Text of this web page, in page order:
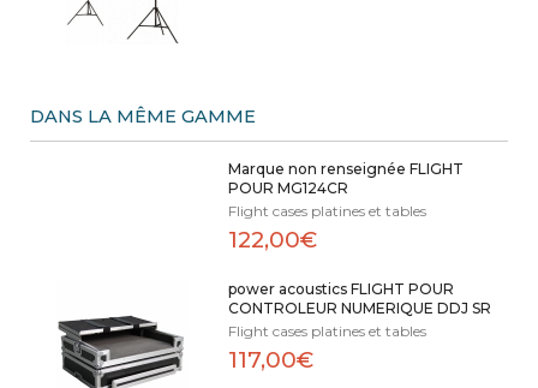
DANS LA MÊME GAMME
Marque non renseignée FLIGHT
POUR MG124CR
Flight cases platines et tables
122,00€
power acoustics FLIGHT POUR
CONTROLEUR NUMERIQUE DDJ SR
Flight cases platines et tables
117,00€